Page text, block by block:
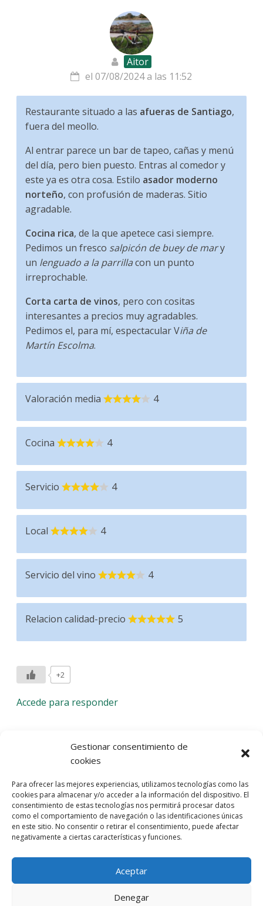
Gestionar consentimiento de
cookies
Para ofrecer las mejores experiencias, utilizamos tecnologías como las
cookies para almacenar y/o acceder a la información del dispositivo. El
consentimiento de estas tecnologías nos permitirá procesar datos
como el comportamiento de navegación o las identificaciones únicas
en este sitio. No consentir o retirar el consentimiento, puede afectar
negativamente a ciertas características y funciones.
Aceptar
Denegar
Aitor
el 07/08/2024 a las 11:52
Restaurante situado a las afueras de Santiago,
fuera del meollo.
Al entrar parece un bar de tapeo, cañas y menú
del día, pero bien puesto. Entras al comedor y
este ya es otra cosa. Estilo asador moderno
norteño, con profusión de maderas. Sitio
agradable.
Cocina rica, de la que apetece casi siempre.
Pedimos un fresco salpicón de buey de mary
un lenguado a la parrillacon un punto
irreprochable.
Corta carta de vinos, pero con cositas
interesantes a precios muy agradables.
Pedimos el, para mí, espectacular Viña de
Martín Escolma.
Valoración media 4
Cocina 4
Servicio 4
Local 4
Servicio del vino 4
Relacion calidad-precio 5
+2
Accede para responder
Deja una respuesta
comentario.
Entra con tu red social
He leído y acepto laPolítica de Privacidad